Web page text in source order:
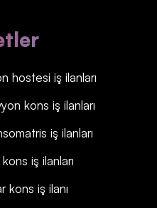
hostesi iş ilanları
kons iş ilanları
iş ilanları
iş ilanları
kons iş ilanı